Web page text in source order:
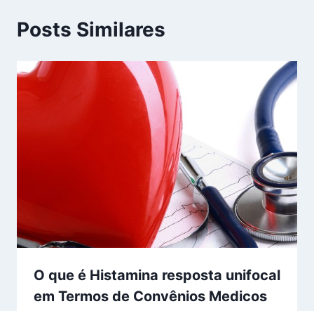
Posts Similares
O que é Histamina resposta unifocal
em Termos de Convênios Medicos